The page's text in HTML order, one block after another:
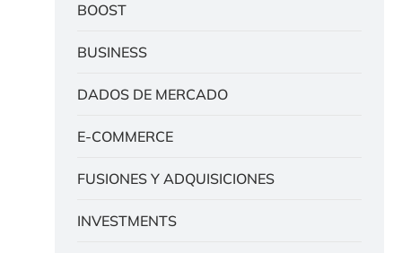
BOOST
BUSINESS
DADOS DE MERCADO
E-COMMERCE
FUSIONES Y ADQUISICIONES
INVESTMENTS